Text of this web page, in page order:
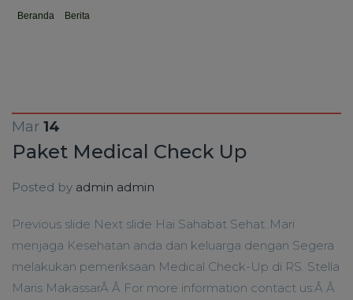
Beranda Berita
Mar 14
Paket Medical Check Up
Posted by admin admin
Previous slide Next slide Hai Sahabat Sehat..Mari
menjaga Kesehatan anda dan keluarga dengan Segera
melakukan pemeriksaan Medical Check-Up di RS. Stella
Maris MakassarÂ Â For more information contact us:Â Â